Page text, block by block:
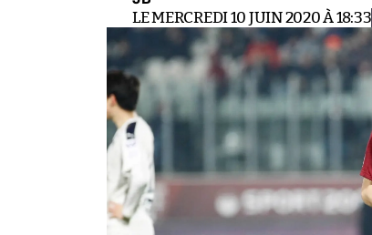
LE MERCREDI 10 JUIN 2020 À 18:33